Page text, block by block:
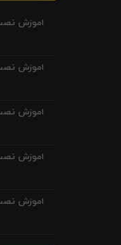
اموزش
اموزش
اموزش
اموزش
اموزش